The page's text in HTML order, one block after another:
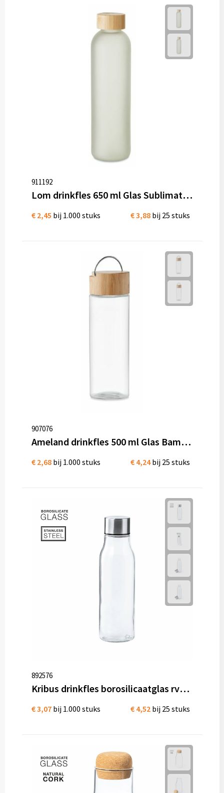
911192
Lom drinkfles 650 ml Glas Sublimatie optie
€ 2,45 bij 1.000 stuks € 3,88 bij 25 stuks
907076
Ameland drinkfles 500 ml Glas Bamboe dop Lekvrij
€ 2,68 bij 1.000 stuks € 4,24 bij 25 stuks
892576
Kribus drinkfles borosilicaatglas rvs 550 ml graveren bedrukken
€ 3,07 bij 1.000 stuks € 4,52 bij 25 stuks